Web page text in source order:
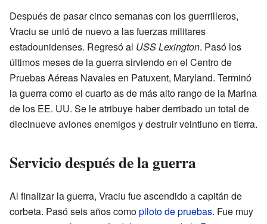
Después de pasar cinco semanas con los guerrilleros,
Vraciu se unió de nuevo a las fuerzas militares
estadounidenses. Regresó al USS Lexington. Pasó los
últimos meses de la guerra sirviendo en el Centro de
Pruebas Aéreas Navales en Patuxent, Maryland. Terminó
la guerra como el cuarto as de más alto rango de la Marina
de los EE. UU. Se le atribuye haber derribado un total de
diecinueve aviones enemigos y destruir veintiuno en tierra.
Servicio después de la guerra
Al finalizar la guerra, Vraciu fue ascendido a capitán de
corbeta. Pasó seis años comopiloto de pruebas. Fue muy